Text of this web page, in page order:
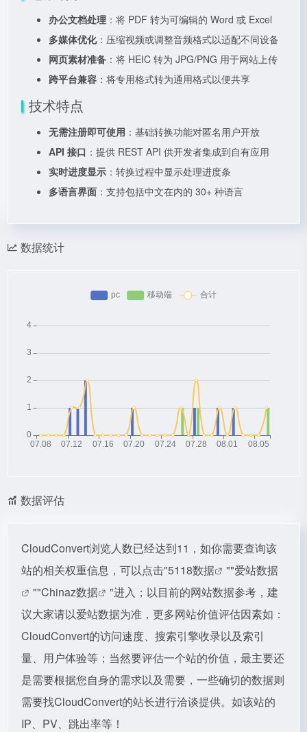
办公文档处理 ：将 PDF 转为可编辑的 Word 或 Excel
多媒体优化：压缩视频或调整音频格式以适配不同设备
网页素材准备 ：将 HEIC 转为 JPG/PNG 用于网站上传
跨平台兼容 ：将专用格式转为通用格式以便共享
技术特点
无需注册即可使用 ：基础转换功能对匿名用户开放
API 接口 ：提供 REST API 供开发者集成到自有应用
实时进度显示 ：转换过程中显示处理进度条
多语言界面 ：支持包括中文在内的 30+ 种语言
数据统计
数据评估
CloudConvert浏览人数已经达到11，如你需要查询该
站的相关权重信息，可以点击"5118数据 ""爱站数据
""Chinaz数据
"进入；以目前的网站数据参考，建
议大家请以爱站数据为准，更多网站价值评估因素如：
CloudConvert的访问速度、搜索引擎收录以及索引
量、用户体验等；当然要评估一个站的价值，最主要还
是需要根据您自身的需求以及需要，一些确切的数据则
需要找CloudConvert的站长进行洽谈提供。如该站的
IP、PV、跳出率等！